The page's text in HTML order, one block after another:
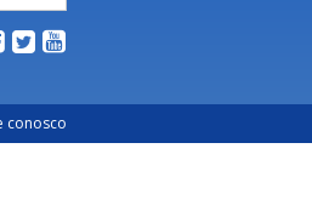
conosco